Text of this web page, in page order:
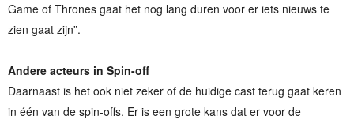
Game of Thrones gaat het nog lang duren voor er iets nieuws te
zien gaat zijn”.
Andere acteurs in Spin-off
Daarnaast is het ook niet zeker of de huidige cast terug gaat keren
in één van de spin-offs. Er is een grote kans dat er voor de